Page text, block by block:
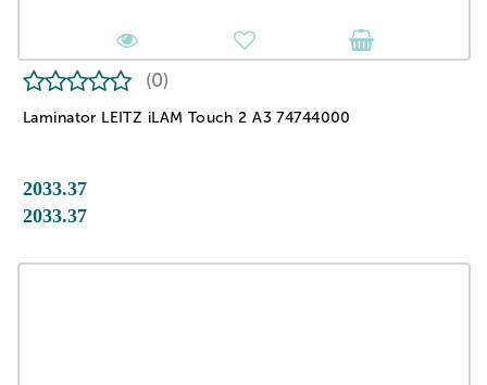
Laminator LEITZ iLAM Touch 2 A3 74744000
(0)
2033.37
2033.37